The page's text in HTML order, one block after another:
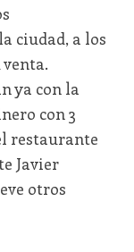
ciudad, a los
ya con la
con 3
restaurante
Javier
otros